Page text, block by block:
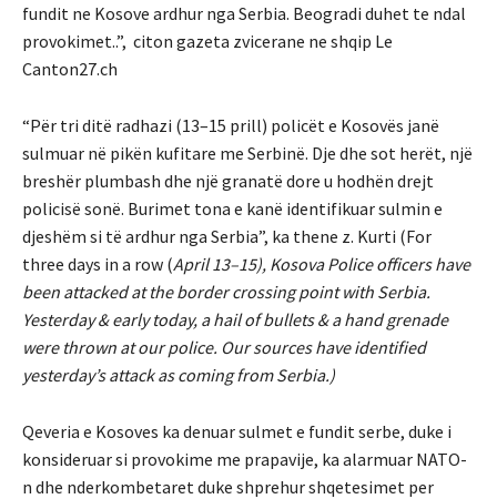
fundit ne Kosove ardhur nga Serbia. Beogradi duhet te ndal
provokimet..”, citon gazeta zvicerane ne shqip Le
Canton27.ch
“Për tri ditë radhazi (13–15 prill) policët e Kosovës janë
sulmuar në pikën kufitare me Serbinë. Dje dhe sot herët, një
breshër plumbash dhe një granatë dore u hodhën drejt
policisë sonë. Burimet tona e kanë identifikuar sulmin e
djeshëm si të ardhur nga Serbia”, ka thene z. Kurti (For
three days in a row (April 13–15), Kosova Police officers have
been attacked at the border crossing point with Serbia.
Yesterday & early today, a hail of bullets & a hand grenade
were thrown at our police. Our sources have identified
yesterday’s attack as coming from Serbia.)
Qeveria e Kosoves ka denuar sulmet e fundit serbe, duke i
konsideruar si provokime me prapavije, ka alarmuar NATO-
n dhe nderkombetaret duke shprehur shqetesimet per